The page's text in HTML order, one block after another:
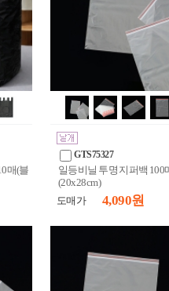
매(블
GTS75327
일등비닐 투명 지퍼백 100
(20x28cm)
도매가
4,090 원